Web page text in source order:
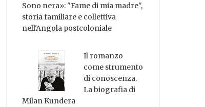
Sono nera»: "Fame di mia madre",
storia familiare e collettiva
nell'Angola postcoloniale
Il romanzo
come strumento
di conoscenza.
La biografia di
Milan Kundera